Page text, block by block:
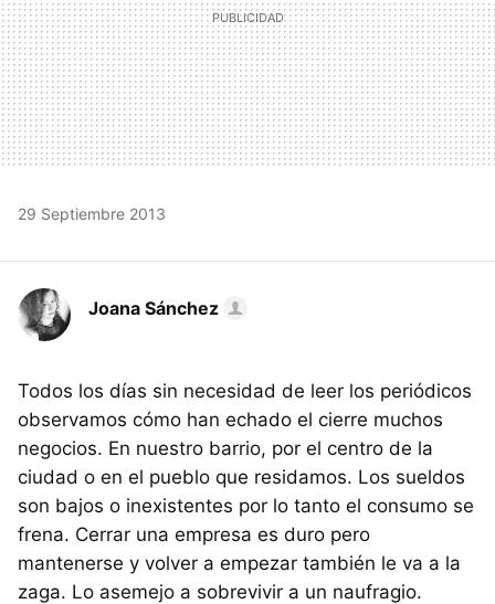
29 Septiembre 2013
Joana Sánchez
Todos los días sin necesidad de leer los periódicos
observamos cómo han echado el cierre muchos
negocios. En nuestro barrio, por el centro de la
ciudad o en el pueblo que residamos. Los sueldos
son bajos o inexistentes por lo tanto el consumo se
frena. Cerrar una empresa es duro pero
mantenerse y volver a empezar también le va a la
zaga. Lo asemejo a sobrevivir a un naufragio.